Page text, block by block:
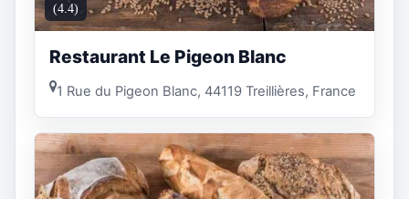
(4.4)
Restaurant Le Pigeon Blanc
1 Rue du Pigeon Blanc, 44119 Treillières, France